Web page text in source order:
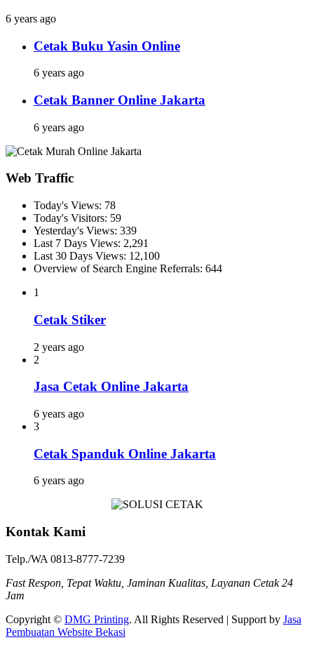
6 years ago
Cetak Buku Yasin Online
6 years ago
Cetak Banner Online Jakarta
6 years ago
Web Traffic
Today's Views: 78
Today's Visitors: 59
Yesterday's Views: 339
Last 7 Days Views: 2,291
Last 30 Days Views: 12,100
Overview of Search Engine Referrals: 644
1
Cetak Stiker
2 years ago
2
Jasa Cetak Online Jakarta
6 years ago
3
Cetak Spanduk Online Jakarta
6 years ago
Kontak Kami
Telp./WA 0813-8777-7239
Fast Respon, Tepat Waktu, Jaminan Kualitas, Layanan Cetak 24
Jam
Copyright © DMG Printing. All Rights Reserved | Support by Jasa
Pembuatan Website Bekasi